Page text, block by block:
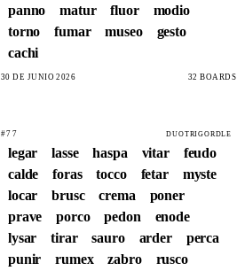
panno
matur fluor
modio
torno
fumar museo
gesto
cachi
30 DE JUNIO 2026 32 BOARDS
#77 DUOTRIGORDLE
legar lasse haspa vitar
feudo
calde
foras tocco fetar
myste
locar
brusc crema
poner
prave
porco pedon
enode
lysar
tirar sauro arder
perca
punir
rumex zabro
rusco